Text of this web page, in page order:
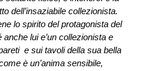
dell’insaziabile collezionista.
lo spirito del protagonista del
lui e’un collezionista e
e sui tavoli della sua bella
è un’anima sensibile,